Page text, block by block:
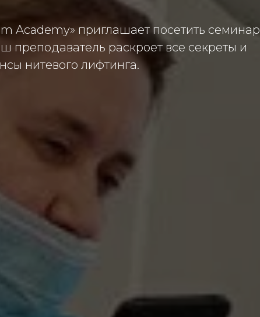
Academy» приглашает посетить семинар
преподаватель раскроет все секреты и
нитевого лифтинга.